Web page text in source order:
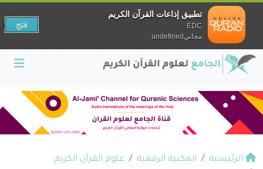
الرئيسية المكتبة الرقمية
علوم القرآن الكريم
تطبيق إذاعات القرآن الكريم
EDC
مجانيundefined
فتح